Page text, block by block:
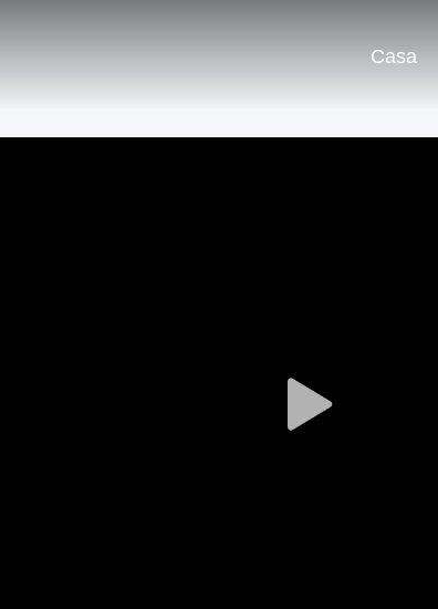
Casa
Play